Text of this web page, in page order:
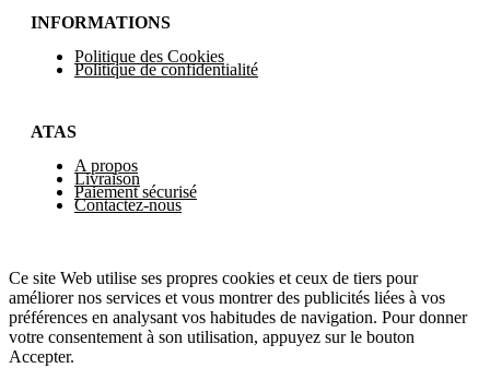
INFORMATIONS
Politique des Cookies
Politique de confidentialité
ATAS
A propos
Livraison
Paiement sécurisé
Contactez-nous
Ce site Web utilise ses propres cookies et ceux de tiers pour
améliorer nos services et vous montrer des publicités liées à vos
préférences en analysant vos habitudes de navigation. Pour donner
votre consentement à son utilisation, appuyez sur le bouton
Accepter.